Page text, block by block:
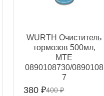
WURTH Очиститель
тормозов 500мл,
MTE
0890108730/0890108
7
380 ₽400 ₽